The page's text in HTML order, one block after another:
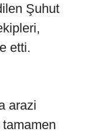
Şuhut
etti.
arazi
tamamen